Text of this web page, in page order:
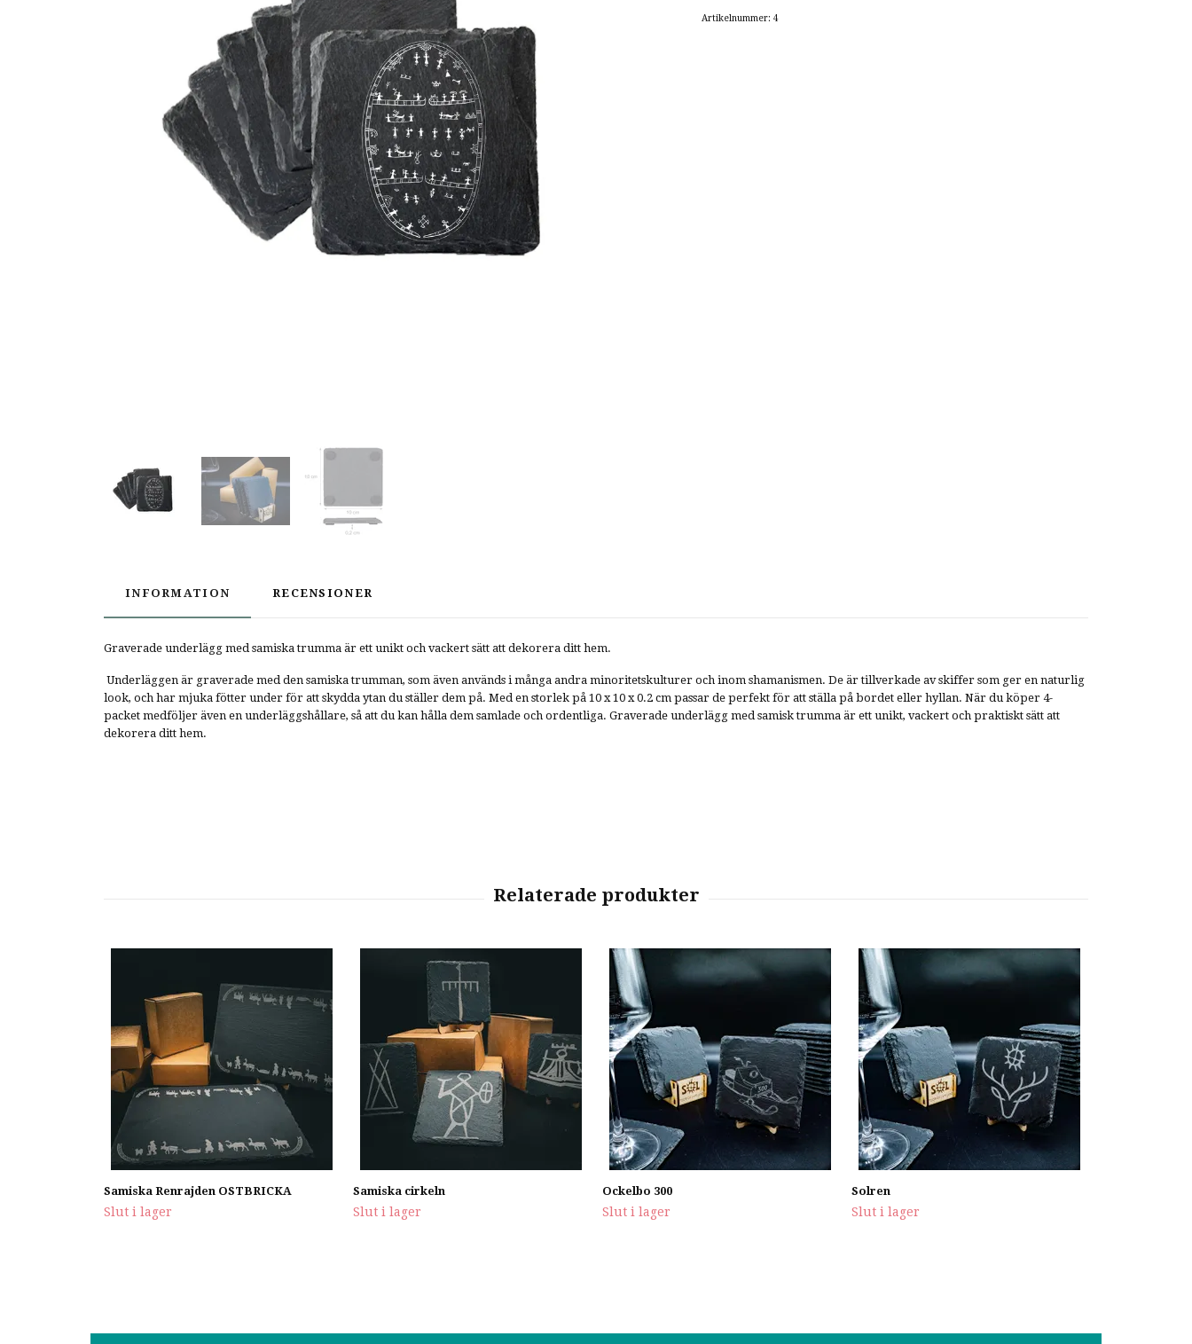
Artikelnummer: 4
INFORMATION RECENSIONER
Graverade underlägg med samiska trumma är ett unikt och vackert sätt att dekorera ditt hem.
Underläggen är graverade med den samiska trumman, som även används i många andra minoritetskulturer och inom shamanismen. De är tillverkade av skiffer som ger en naturlig
look, och har mjuka fötter under för att skydda ytan du ställer dem på. Med en storlek på 10 x 10 x 0.2 cm passar de perfekt för att ställa på bordet eller hyllan. När du köper 4-
packet medföljer även en underläggshållare, så att du kan hålla dem samlade och ordentliga. Graverade underlägg med samisk trumma är ett unikt, vackert och praktiskt sätt att
dekorera ditt hem.
Samiska Renrajden OSTBRICKA
Slut i lager
Samiska cirkeln
Slut i lager
Ockelbo 300
Slut i lager
Solren
Slut i lager